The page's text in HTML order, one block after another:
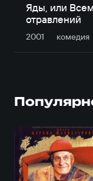
Яды, или
отравлений
2001 комедия